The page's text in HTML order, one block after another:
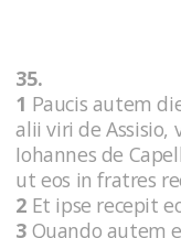
35.
1 Paucis autem
alii viri de Assisio,
Iohannes de
ut eos in fratres
2 Et ipse recepit
3 Quando autem